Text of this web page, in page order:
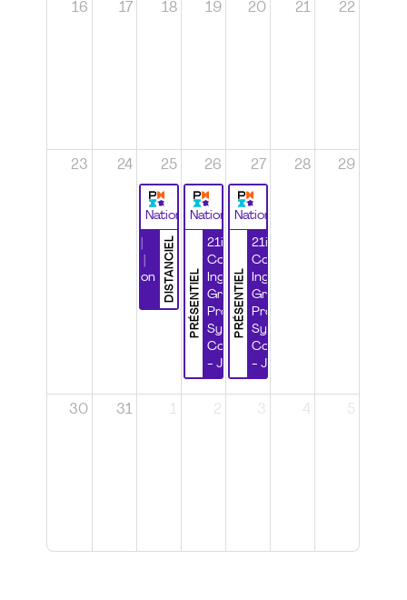
16 17 18 19 20 21 22
23 24 25
National
DISTANCIEL
Certification
26
National
PRÉSENTIEL
21ième
Congrès
Ingénierie
Grands
Projets et
Systèmes
Complexes
- Jour 1
27
National
PRÉSENTIEL
21ième
Congrès
Ingénierie
Grands
Projets et
Systèmes
Complexes
- Jour 2
28 29
30 31 1 2 3 4 5